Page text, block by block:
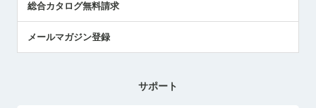
総合カタログ無料請求
メールマガジン登録
サポート